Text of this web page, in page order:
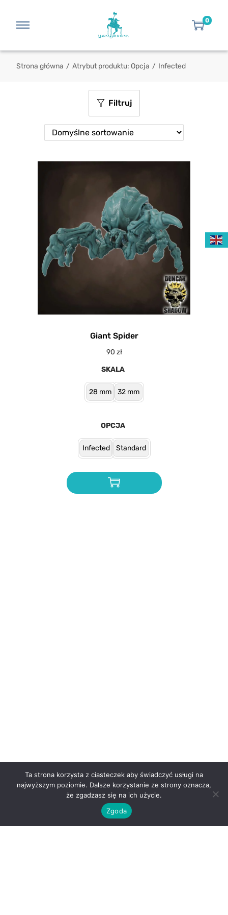
0
Strona główna / Atrybut produktu: Opcja / Infected
Filtruj
Giant Spider
90 zł
SKALA
28 mm 32 mm
OPCJA
Infected Standard
Ta strona korzysta z ciasteczek aby świadczyć usługi na
najwyższym poziomie. Dalsze korzystanie ze strony oznacza,
że zgadzasz się na ich użycie.
Zgoda